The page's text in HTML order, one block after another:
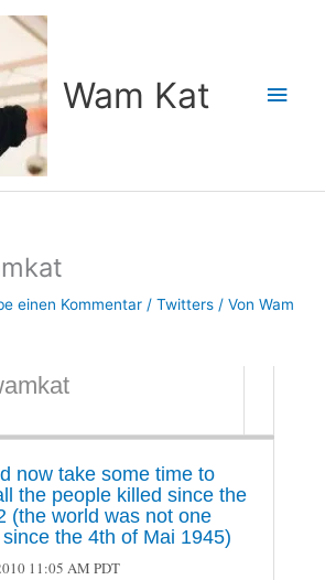
Wam Kat
einen Kommentar / Twitters / Von Wam
now take some time to
the people killed since the
(the world was not one
the 4th of Mai 1945)
11:05 AM PDT